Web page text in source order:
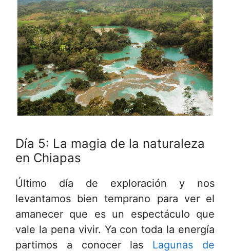
Día 5: La magia de la naturaleza
en Chiapas
Último día de exploración y nos
levantamos bien temprano para ver el
amanecer que es un espectáculo que
vale la pena vivir. Ya con toda la energía
partimos a conocer las Lagunas de